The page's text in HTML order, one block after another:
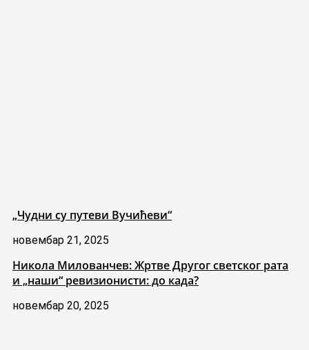
„Чудни су путеви Вучићеви“
новембар 21, 2025
Никола Милованчев: Жртве Другог светског рата
и „наши“ ревизионисти: до када?
новембар 20, 2025